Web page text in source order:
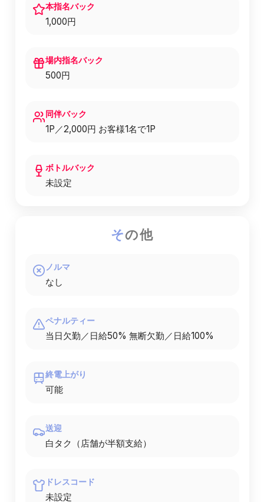
本指名バック
1,000円
場内指名バック
500円
同伴バック
1P／2,000円 お客様1名で1P
ボトルバック
未設定
その他
ノルマ
なし
ペナルティー
当日欠勤／日給50% 無断欠勤／日給100%
終電上がり
可能
送迎
白タク（店舗が半額支給）
ドレスコード
未設定